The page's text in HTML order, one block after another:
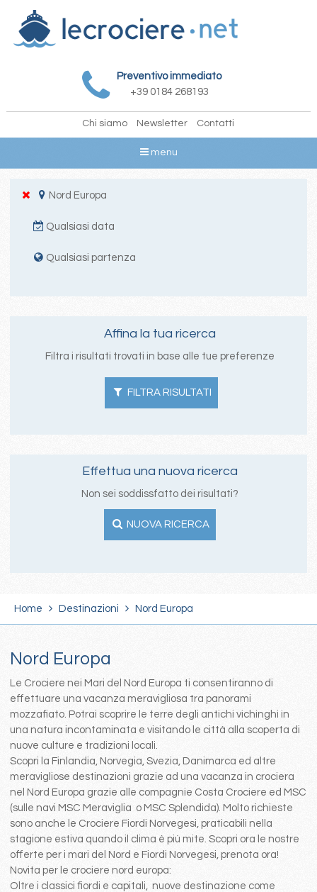
Preventivo immediato
+39 0184 268193
Chi siamo Newsletter Contatti
menu
Nord Europa
Qualsiasi data
Qualsiasi partenza
Affina la tua ricerca
Filtra i risultati trovati in base alle tue preferenze
FILTRA RISULTATI
Effettua una nuova ricerca
Non sei soddissfatto dei risultati?
NUOVA RICERCA
Home Destinazioni Nord Europa
Nord Europa
Le Crociere nei Mari del Nord Europa ti consentiranno di
effettuare una vacanza meravigliosa tra panorami
mozzafiato. Potrai scoprire le terre degli antichi vichinghi in
una natura incontaminata e visitando le città alla scoperta di
nuove culture e tradizioni locali.
Scopri la Finlandia, Norvegia, Svezia, Danimarca ed altre
meravigliose destinazioni grazie ad una vacanza in crociera
nel Nord Europa grazie alle compagnie Costa Crociere ed MSC
(sulle navi MSC Meraviglia o MSC Splendida). Molto richieste
sono anche le Crociere Fiordi Norvegesi, praticabili nella
stagione estiva quando il clima è più mite. Scopri ora le nostre
offerte per i mari del Nord e Fiordi Norvegesi, prenota ora!
Novita per le crociere nord europa:
Oltre i classici fiordi e capitali, nuove destinazione come